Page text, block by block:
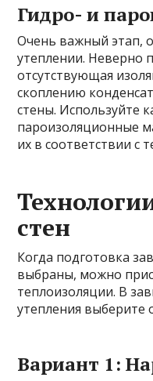
Гидро- и
Очень важный этап,
утеплении. Неверно
отсутствующая
скоплению
стены. Используйте
пароизоляционные
их в соответствии с
стен
Когда подготовка
выбраны, можно
теплоизоляции. В
утепления выберите
Вариант 1: